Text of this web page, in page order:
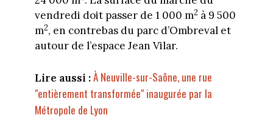
vendredi doit passer de 1 000 m2 à 9 500
m2, en contrebas du parc d’Ombreval et
autour de l’espace Jean Vilar.
Lire aussi :À Neuville-sur-Saône, une rue
"entièrement transformée" inaugurée par la
Métropole de Lyon